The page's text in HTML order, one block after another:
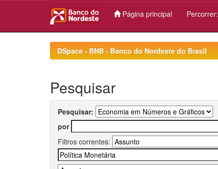
Página principal Percorrer:
DSpace - BNB - Banco do Nordeste do Brasil
Pesquisar
Pesquisar:
por
Filtros correntes: